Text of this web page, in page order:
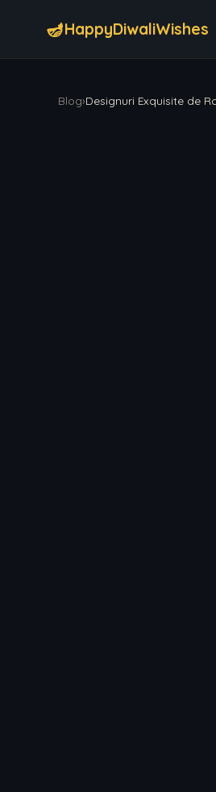
🪔HappyDiwaliWishes
Blog›Designuri Exquisite de